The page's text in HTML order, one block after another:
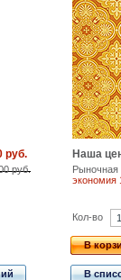
руб.
руб.
Наша
экономия
Кол-во
В
В